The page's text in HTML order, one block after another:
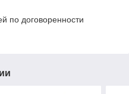
по договоренности